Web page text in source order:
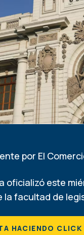
por El
oficializó este
la facultad de
HACIENDO CLICK